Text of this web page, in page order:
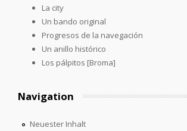
La city
Un bando original
Progresos de la navegación
Un anillo histórico
Los pálpitos [Broma]
Navigation
Neuester Inhalt